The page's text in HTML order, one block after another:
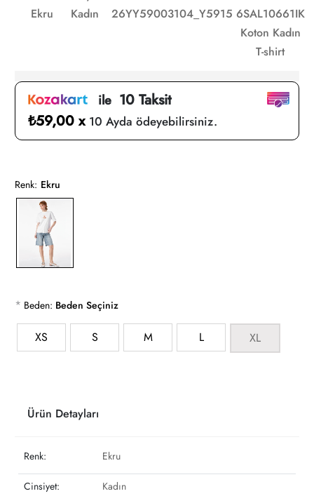
Ekru
Kadın
26YY59003104_Y5915 6SAL10661IK
Koton Kadın
T-shirt
ile10 Taksit
₺59,00 x 10 Ayda ödeyebilirsiniz.
Renk: Ekru
* Beden: Beden Seçiniz
XS S M L XL
Ürün Detayları
Renk: Ekru
Cinsiyet: Kadın